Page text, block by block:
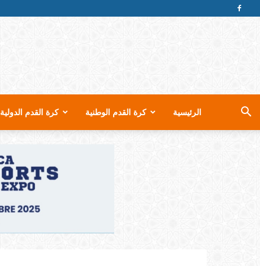
كرة القدم الدولية كرة القدم الوطنية الرئيسية